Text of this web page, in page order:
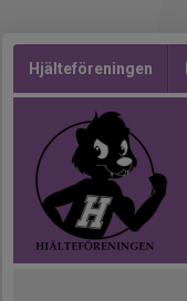
Hjälteföreningen